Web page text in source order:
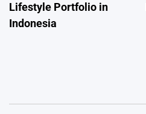
Lifestyle Portfolio in
Indonesia